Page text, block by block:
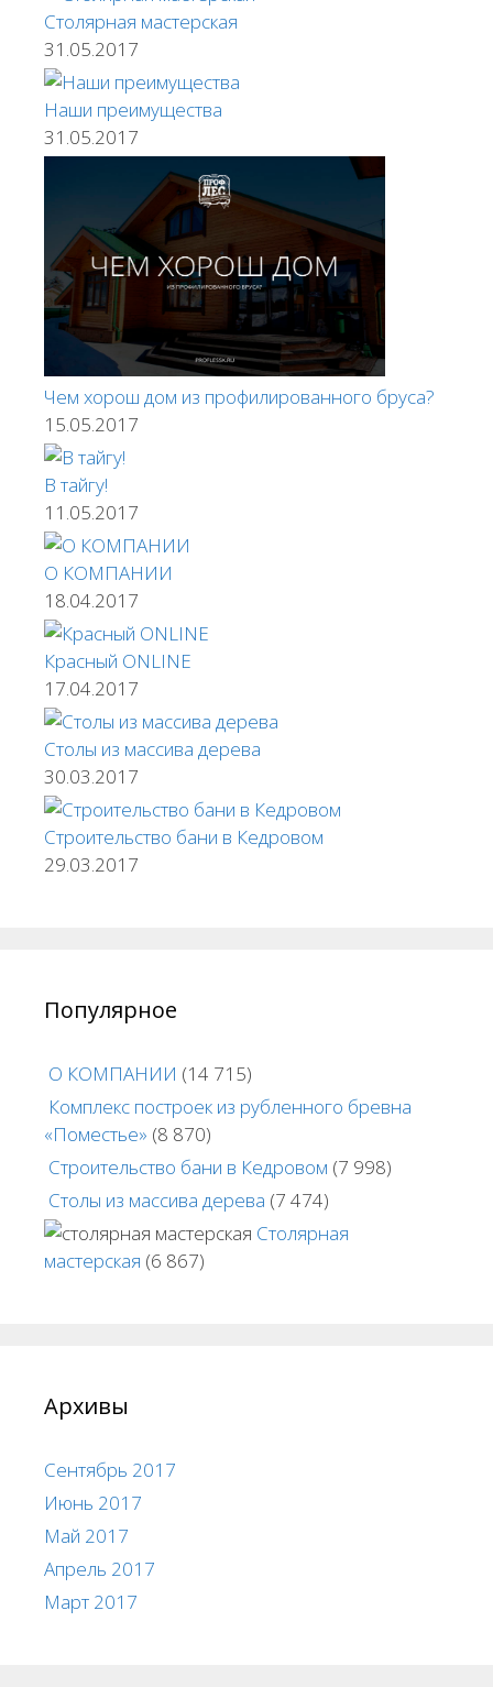
Столярная мастерская
31.05.2017
Наши преимущества
31.05.2017
Чем хорош дом из профилированного бруса?
15.05.2017
В тайгу!
11.05.2017
О КОМПАНИИ
18.04.2017
Красный ONLINE
17.04.2017
Столы из массива дерева
30.03.2017
Строительство бани в Кедровом
29.03.2017
Популярное
О КОМПАНИИ (14 715)
Комплекс построек из рубленного бревна
«Поместье» (8 870)
Строительство бани в Кедровом (7 998)
Столы из массива дерева (7 474)
Столярная
мастерская (6 867)
Архивы
Сентябрь 2017
Июнь 2017
Май 2017
Апрель 2017
Март 2017